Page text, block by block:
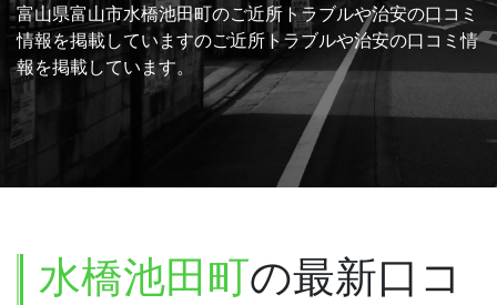
富山県富山市水橋池田町のご近所トラブルや治安の口コミ
情報を掲載していますのご近所トラブルや治安の口コミ情
報を掲載しています。
水橋池田町の最新口コ